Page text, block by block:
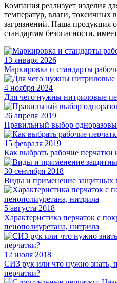
Компания реализует изделия
температур, влаги, токсичных
загрязнений. Наша продукция
стандартам безопасности,
13 января 2026
Маркировка и стандарты
4 ноября 2024
Для чего нужны нитриловые
26 апреля 2019
Правильный выбор
15 февраля 2019
Как выбрать рабочие
30 сентября 2018
Виды и применение защитных
5 августа 2018
Характеристика перчаток с
пенополиуретана, нитрила
12 июля 2018
СИЗ рук или что нужно знать,
перчатки?